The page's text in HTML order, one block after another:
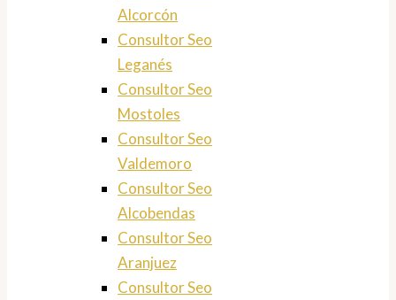
Alcorcón
Consultor Seo
Leganés
Consultor Seo
Mostoles
Consultor Seo
Valdemoro
Consultor Seo
Alcobendas
Consultor Seo
Aranjuez
Consultor Seo